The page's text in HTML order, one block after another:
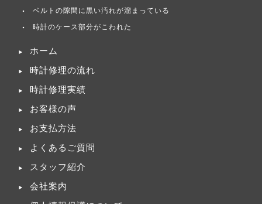
ベルトの隙間に黒い汚れが溜まっている
時計のケース部分がこわれた
ホーム
時計修理の流れ
時計修理実績
お客様の声
お支払方法
よくあるご質問
スタッフ紹介
会社案内